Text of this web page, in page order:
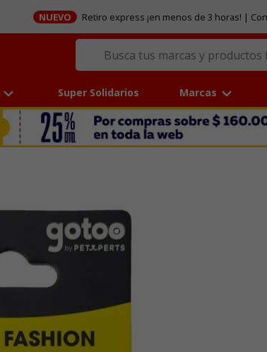
NUEVO Retiro express ¡en menos de 3 horas! |
Super Solidarios Marcas